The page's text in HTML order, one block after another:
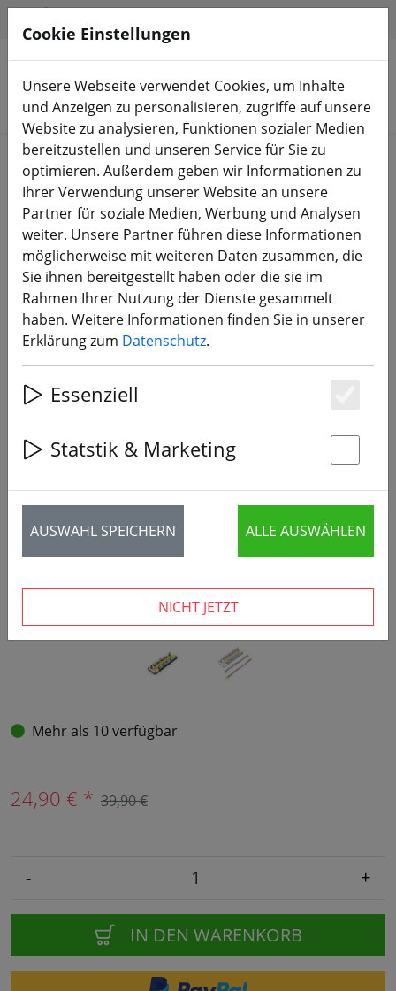
Produkte suchen
Start Akkus Ladegeräte
HGLRC Thor Lipo Balance Charger
Board Pro FPV 40A XT60 XT30 2-6S
›
38% SPAREN
Mehr als 10 verfügbar
24,90 € * 39,90 €
- +
IN DEN WARENKORB
Cookie Einstellungen
Unsere Webseite verwendet Cookies, um Inhalte
und Anzeigen zu personalisieren, zugriffe auf unsere
Website zu analysieren, Funktionen sozialer Medien
bereitzustellen und unseren Service für Sie zu
optimieren. Außerdem geben wir Informationen zu
Ihrer Verwendung unserer Website an unsere
Partner für soziale Medien, Werbung und Analysen
weiter. Unsere Partner führen diese Informationen
möglicherweise mit weiteren Daten zusammen, die
Sie ihnen bereitgestellt haben oder die sie im
Rahmen Ihrer Nutzung der Dienste gesammelt
haben. Weitere Informationen finden Sie in unserer
Erklärung zum Datenschutz.
Essenziell
Statstik & Marketing
AUSWAHL SPEICHERN ALLE AUSWÄHLEN
NICHT JETZT